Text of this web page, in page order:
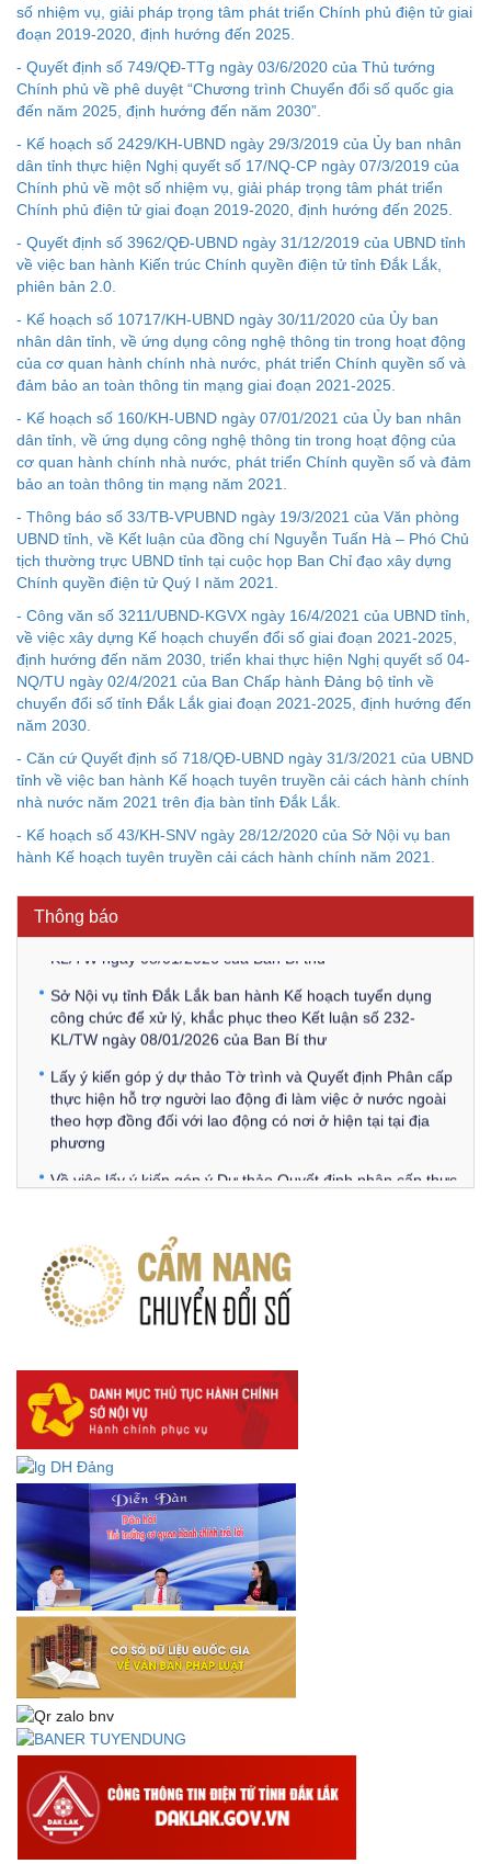
số nhiệm vụ, giải pháp trọng tâm phát triển Chính phủ điện tử giai
đoạn 2019-2020, định hướng đến 2025.
- Quyết định số 749/QĐ-TTg ngày 03/6/2020 của Thủ tướng
Chính phủ về phê duyệt “Chương trình Chuyển đổi số quốc gia
đến năm 2025, định hướng đến năm 2030”.
- Kế hoạch số 2429/KH-UBND ngày 29/3/2019 của Ủy ban nhân
dân tỉnh thực hiện Nghị quyết số 17/NQ-CP ngày 07/3/2019 của
Chính phủ về một số nhiệm vụ, giải pháp trọng tâm phát triển
Chính phủ điện tử giai đoạn 2019-2020, định hướng đến 2025.
- Quyết định số 3962/QĐ-UBND ngày 31/12/2019 của UBND tỉnh
về việc ban hành Kiến trúc Chính quyền điện tử tỉnh Đắk Lắk,
phiên bản 2.0.
- Kế hoạch số 10717/KH-UBND ngày 30/11/2020 của Ủy ban
nhân dân tỉnh, về ứng dụng công nghệ thông tin trong hoạt động
của cơ quan hành chính nhà nước, phát triển Chính quyền số và
đảm bảo an toàn thông tin mạng giai đoạn 2021-2025.
- Kế hoạch số 160/KH-UBND ngày 07/01/2021 của Ủy ban nhân
dân tỉnh, về ứng dụng công nghệ thông tin trong hoạt động của
cơ quan hành chính nhà nước, phát triển Chính quyền số và đảm
bảo an toàn thông tin mạng năm 2021.
- Thông báo số 33/TB-VPUBND ngày 19/3/2021 của Văn phòng
UBND tỉnh, về Kết luận của đồng chí Nguyễn Tuấn Hà – Phó Chủ
tịch thường trực UBND tỉnh tại cuộc họp Ban Chỉ đạo xây dựng
Chính quyền điện tử Quý I năm 2021.
- Công văn số 3211/UBND-KGVX ngày 16/4/2021 của UBND tỉnh,
về việc xây dựng Kế hoạch chuyển đổi số giai đoạn 2021-2025,
định hướng đến năm 2030, triển khai thực hiện Nghị quyết số 04-
NQ/TU ngày 02/4/2021 của Ban Chấp hành Đảng bộ tỉnh về
chuyển đổi số tỉnh Đắk Lắk giai đoạn 2021-2025, định hướng đến
năm 2030.
- Căn cứ Quyết định số 718/QĐ-UBND ngày 31/3/2021 của UBND
tỉnh về việc ban hành Kế hoạch tuyên truyền cải cách hành chính
nhà nước năm 2021 trên địa bàn tỉnh Đắk Lắk.
- Kế hoạch số 43/KH-SNV ngày 28/12/2020 của Sở Nội vụ ban
hành Kế hoạch tuyên truyền cải cách hành chính năm 2021.
Thông báo
Kế hoạch Kiểm tra, sát hạch để tiếp nhận vào làm công
chức tỉnh Đắk Lắk năm 2026
Thông báo Về việc triệu tập thí sinh tham gia thi tuyển
công chức để xử lý, khắc phục theo Kết luận số 232-
Thông báo Về việc đăng tải các văn bản ôn tập kỳ tuyển
dụng công chức để xử lý, khắc phục theo Kết luận số 232-
Sở Nội vụ tỉnh Đắk Lắk ban hành Kế hoạch tuyển dụng
công chức để xử lý, khắc phục theo Kết luận số 232-
KL/TW ngày 08/01/2026 của Ban Bí thư
Lấy ý kiến góp ý dự thảo Tờ trình và Quyết định Phân cấp
thực hiện hỗ trợ người lao động đi làm việc ở nước ngoài
theo hợp đồng đối với lao động có nơi ở hiện tại tại địa
phương
Về việc lấy ý kiến góp ý Dự thảo Quyết định phân cấp thực
xây dựng, ban hành văn bản quy phạm pháp luật
Góp ý dự thảo Thông tư quy định nghiệp vụ lưu trữ tài liệu
lưu trữ số:
Lấy ý kiến dự thảo Quyết định quy phạm pháp luật quy
định về thành lập, tổ chức và hoạt động của tổ chức phối
hợp liên ngành
thực hiện Nghị quyết số 18-NQ/TW và Nghị quyết số 19-
NQ/TW
Thư chúc mừng của Bộ trưởng Bộ Nội vụ nhân dịp kỷ
niệm 78 năm Ngày thành lập Bộ Nội vụ, Ngày truyền
thống ngành Tổ chức nhà nước (28/8/1945-28/8/2023)
Thông báo về việc đăng tải Bộ câu hỏi và gợi ý trả lời Hội
thi dân vận khéo năm 2023